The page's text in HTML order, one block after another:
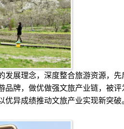
展理念，深度整合旅游资源，先
品牌，做优做强文旅产业链，被评
异成绩推动文旅产业实现新突破